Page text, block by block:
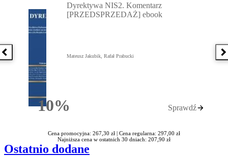
Poprzednia książka
10%Rabatu
Dyrektywa NIS2. Komentarz
[PRZEDSPRZEDAŻ] ebook
Mateusz Jakubik, Rafał Prabucki
Sprawdź
Cena promocyjna: 267,30 zł | Cena regularna: 297,00 zł
Najniższa cena w ostatnich 30 dniach: 207,90 zł
Ostatnio dodane